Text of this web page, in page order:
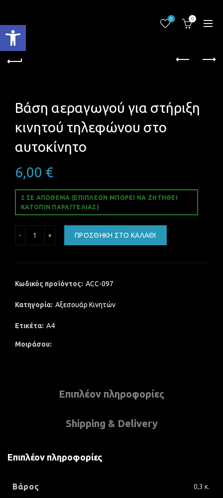
Ανοίξτε τη γραμμή εργαλείων
0 0
Βάση αεραγωγού για στήριξη
κινητού τηλεφώνου στο
αυτοκίνητο
6,00 €
2 ΣΕ ΑΠΌΘΕΜΑ (ΕΠΙΠΛΈΟΝ ΜΠΟΡΕΊ ΝΑ ΖΗΤΗΘΕΊ
ΚΑΤΌΠΙΝ ΠΑΡΑΓΓΕΛΊΑΣ)
ΠΡΟΣΘΉΚΗ ΣΤΟ ΚΑΛΆΘΙ
Κωδικός προϊόντος: ACC-097
Κατηγορία: Αξεσουάρ Κινητών
Ετικέτα: A4
Μοιράσου
Επιπλέον πληροφορίες
Shipping & Delivery
Επιπλέον πληροφορίες
Βάρος 0,3 κ.